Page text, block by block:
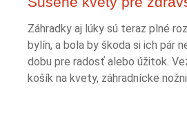
Záhradky aj lúky sú teraz plné
bylín, a bola by škoda si ich pár
dobu pre radosť alebo úžitok.
košík na kvety, záhradnícke